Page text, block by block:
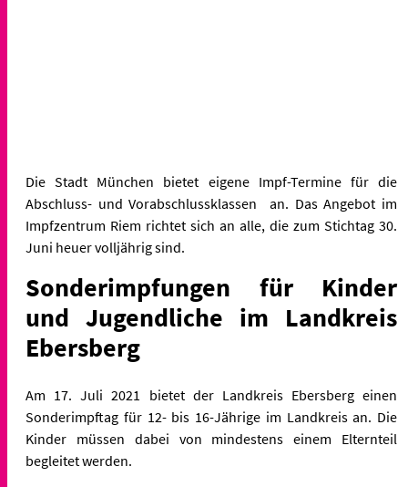
Die Stadt München bietet eigene Impf-Termine für die
Abschluss- und Vorabschlussklassen an. Das Angebot im
Impfzentrum Riem richtet sich an alle, die zum Stichtag 30.
Juni heuer volljährig sind.
Sonderimpfungen für Kinder
und Jugendliche im Landkreis
Ebersberg
Am 17. Juli 2021 bietet der Landkreis Ebersberg einen
Sonderimpftag für 12- bis 16-Jährige im Landkreis an. Die
Kinder müssen dabei von mindestens einem Elternteil
begleitet werden.